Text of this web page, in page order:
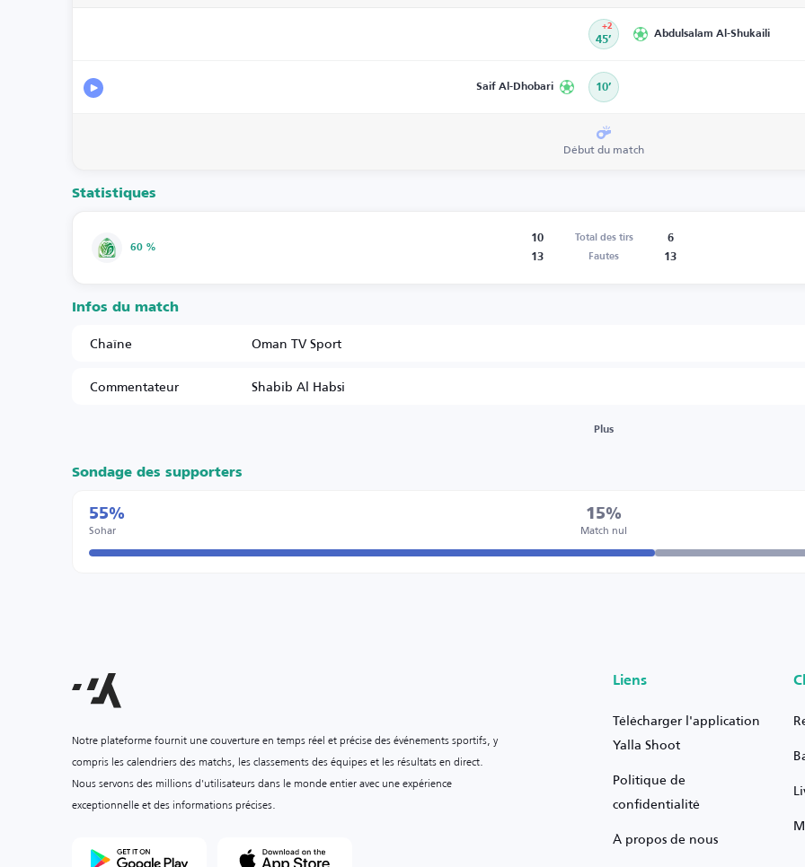
45’
+2
Abdulsalam Al-Shukaili
Saif Al-Dhobari 10’
Début du match
Statistiques
60 %
10 Total des tirs
6
13
Fautes 13
Infos du match
Chaîne
Oman TV Sport
Commentateur
Shabib Al Habsi
Plus
Sondage des supporters
55%
Sohar
15%
Match nul
Notre plateforme fournit une couverture en temps réel et précise des événements sportifs, y
compris les calendriers des matchs, les classements des équipes et les résultats en direct.
Nous servons des millions d'utilisateurs dans le monde entier avec une expérience
exceptionnelle et des informations précises.
Liens
Télécharger l'application
Yalla Shoot
Politique de
confidentialité
À propos de nous